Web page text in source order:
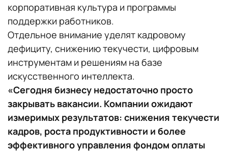
корпоративная культура и программы
поддержки работников.
Отдельное внимание уделят кадровому
дефициту, снижению текучести, цифровым
инструментам и решениям на базе
искусственного интеллекта.
«Сегодня бизнесу недостаточно просто
закрывать вакансии. Компании ожидают
измеримых результатов: снижения текучести
кадров, роста продуктивности и более
эффективного управления фондом оплаты